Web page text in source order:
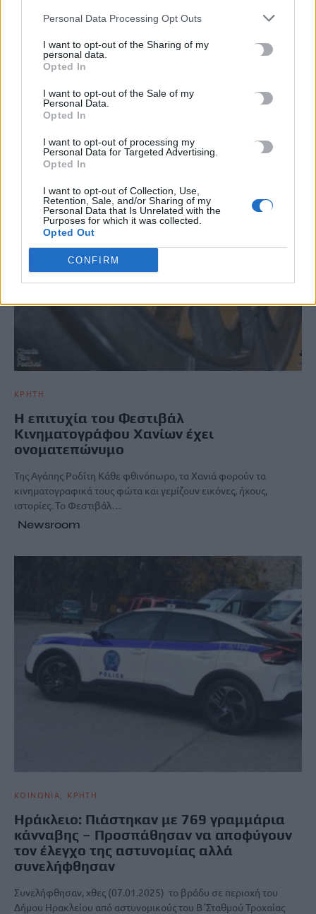
Personal Data Processing Opt Outs
I want to opt-out of the Sharing of my
personal data.
Opted In
I want to opt-out of the Sale of my
Personal Data.
Opted In
I want to opt-out of processing my
Personal Data for Targeted Advertising.
Opted In
I want to opt-out of Collection, Use,
Retention, Sale, and/or Sharing of my
Personal Data that Is Unrelated with the
Purposes for which it was collected.
Opted Out
CONFIRM
ΚΡΗΤΗ
H επιτυχία του Φεστιβάλ
Κινηματογράφου Χανίων έχει
ονοματεπώνυμο
Της Αγάπης Ροδίτη Κάθε φθινόπωρο, τα Χανιά φορούν τα
κινηματογραφικά τους φώτα και γεμίζουν εικόνες, ήχους,
ιστορίες. Το Φεστιβάλ…
Newsroom
ΚΟΙΝΩΝΙΑ ΚΡΗΤΗ
Ηράκλειο: Πιάστηκαν με 769 γραμμάρια
κάνναβης – Προσπάθησαν να αποφύγουν
τον έλεγχο της αστυνομίας αλλά
συνελήφθησαν
Συνελήφθησαν, χθες (07.01.2025) το βράδυ σε περιοχή του
Δήμου Ηρακλείου από αστυνομικούς του Β΄Σταθμού Τροχαίας